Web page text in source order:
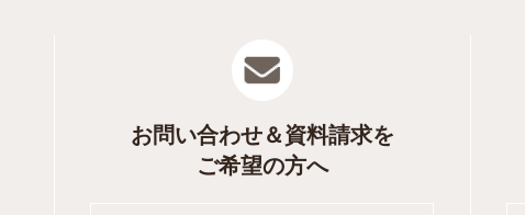
お問い合わせ＆資料請求を
ご希望の方へ